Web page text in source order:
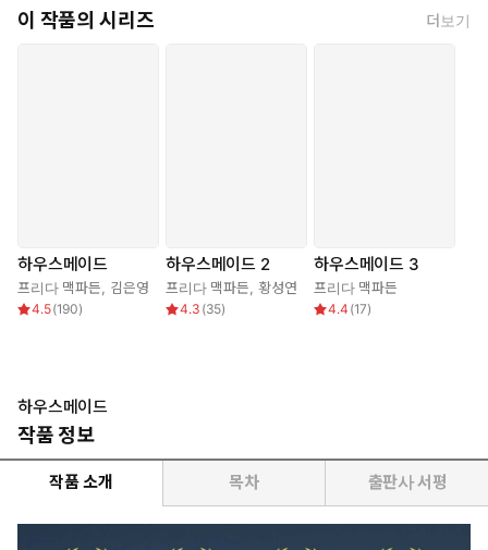
이 작품의 시리즈 더보기
하우스메이드
프리다 맥파든 김은영
4.5(190)
하우스메이드 2
프리다 맥파든 황성연
4.3 (35)
하우스메이드 3
프리다 맥파든
4.4 (17)
하우스메이드
작품 정보
작품 소개 목차 출판사 서평